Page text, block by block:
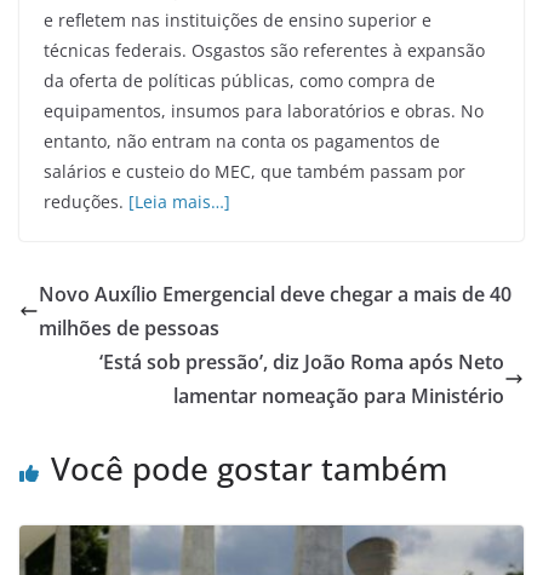
e refletem nas instituições de ensino superior e
técnicas federais. Osgastos são referentes à expansão
da oferta de políticas públicas, como compra de
equipamentos, insumos para laboratórios e obras. No
entanto, não entram na conta os pagamentos de
salários e custeio do MEC, que também passam por
reduções. [Leia mais…]
Novo Auxílio Emergencial deve chegar a mais de 40
milhões de pessoas
‘Está sob pressão’, diz João Roma após Neto
lamentar nomeação para Ministério
Você pode gostar também